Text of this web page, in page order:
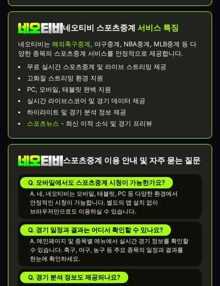
네오티비 스포츠중계 서비스 특징
네오티비는 해외축구중계, 야구중계, NBA중계, MLB중계 등 다
양한 종목의 스포츠중계 서비스를 안정적으로 제공합니다.
무료 실시간 스포츠중계 및 라이브 스트리밍 제공
고화질 스트리밍 환경 지원
PC, 모바일, 태블릿 완벽 지원
실시간 라이브스코어 및 경기 데이터 제공
하이라이트 및 경기 분석 정보 제공
스포츠뉴스 - 최신 이적 소식 및 경기 프리뷰
스포츠중계 이용 안내 및 자주 묻는 질문
Q. 모바일에서도 스포츠중계 시청이 가능한가요?
A. 네, 네오티비는 모바일, 태블릿, PC 등 다양한 환경에서
안정적인 시청이 가능합니다. 별도의 앱 설치 없이
브라우저만으로도 이용하실 수 있습니다.
Q. 경기 일정과 결과는 어디서 확인할 수 있나요?
A. 메인페이지 및 종목별 메뉴에서 실시간 경기 정보를 확인할
수 있습니다. 축구, 야구, 농구 등 주요 종목의 일정과 결과를
한눈에 확인하세요.
Q. 경기 분석 정보도 제공되나요?